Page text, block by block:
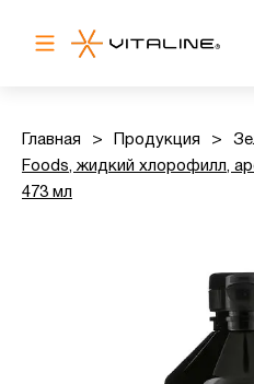
Главная > Продукция >
Foods, жидкий хлорофилл,
473 мл